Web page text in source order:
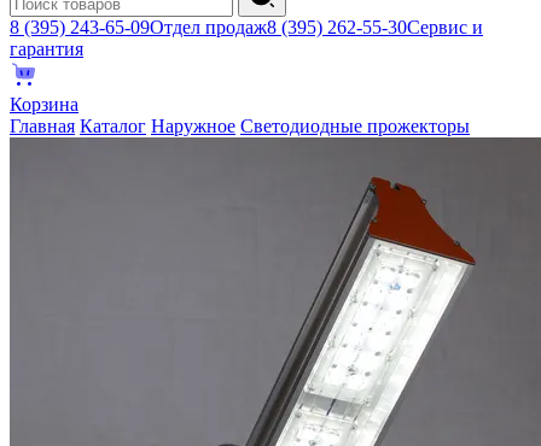
8 (395) 243-65-09Отдел продаж8 (395) 262-55-30Сервис и
гарантия
Корзина
Главная Каталог Наружное Светодиодные прожекторы